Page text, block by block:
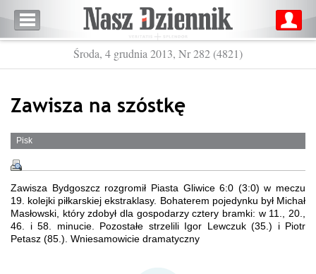
Środa, 4 grudnia 2013, Nr 282 (4821)
Zawisza na szóstkę
Pisk
Zawisza Bydgoszcz rozgromił Piasta Gliwice 6:0 (3:0) w meczu
19. kolejki piłkarskiej ekstraklasy. Bohaterem pojedynku był Michał
Masłowski, który zdobył dla gospodarzy cztery bramki: w 11., 20.,
46. i 58. minucie. Pozostałe strzelili Igor Lewczuk (35.) i Piotr
Petasz (85.). Wniesamowicie dramatyczny